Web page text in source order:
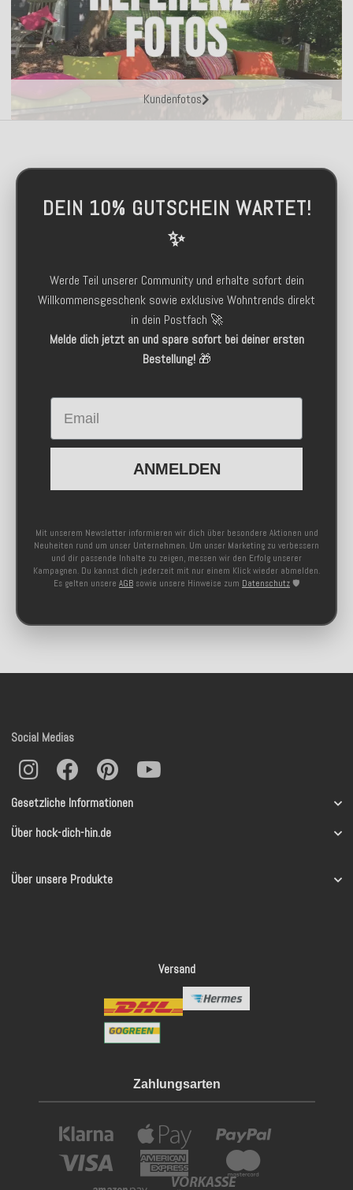
Kundenfotos
DEIN 10% GUTSCHEIN WARTET!
✨
Werde Teil unserer Community und erhalte sofort dein
Willkommensgeschenk sowie exklusive Wohntrends direkt
in dein Postfach 🚀
Melde dich jetzt an und spare sofort bei deiner ersten
Bestellung!🎁
Email
ANMELDEN
Mit unserem Newsletter informieren wir dich über besondere Aktionen und
Neuheiten rund um unser Unternehmen. Um unser Marketing zu verbessern
und dir passende Inhalte zu zeigen, messen wir den Erfolg unserer
Kampagnen. Du kannst dich jederzeit mit nur einem Klick wieder abmelden.
Es gelten unsere AGB sowie unsere Hinweise zum Datenschutz 🛡️
Gesetzliche Informationen
Über hock-dich-hin.de
Über unsere Produkte
Social Medias
Versand
Zahlungsarten